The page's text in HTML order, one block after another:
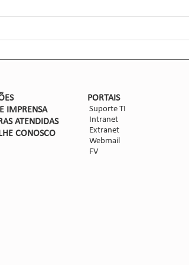
Dalbulus maidis?
IMPRENSA
ATENDIDAS
CONOSCO
PORTAIS
Suporte TI
Intranet
Extranet
Webmail
FV